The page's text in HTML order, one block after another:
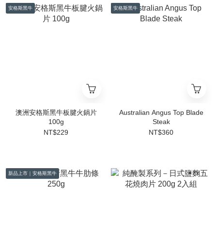
安格斯黑牛
澳洲安格斯黑牛板腱火鍋片
100g
NT$229
安格斯黑牛
Australian Angus Top Blade
Steak
NT$360
新品上市｜安格斯黑牛